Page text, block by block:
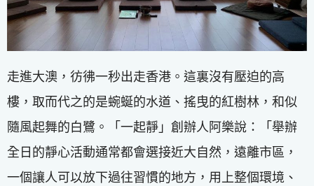
走進大澳，彷彿一秒出走香港。這裏沒有壓迫的高
樓，取而代之的是蜿蜒的水道、搖曳的紅樹林，和似
隨風起舞的白鷺。「一起靜」創辦人阿樂說：「舉辦
全日的靜心活動通常都會選接近大自然，遠離市區，
一個讓人可以放下過往習慣的地方，用上整個環境、